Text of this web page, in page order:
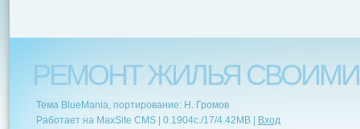
РЕМОНТ ЖИЛЬЯ
Тема BlueMania, портирование: Н. Громов
Работает на MaxSite CMS | 0.1904c. /17/4.42MB | Вход